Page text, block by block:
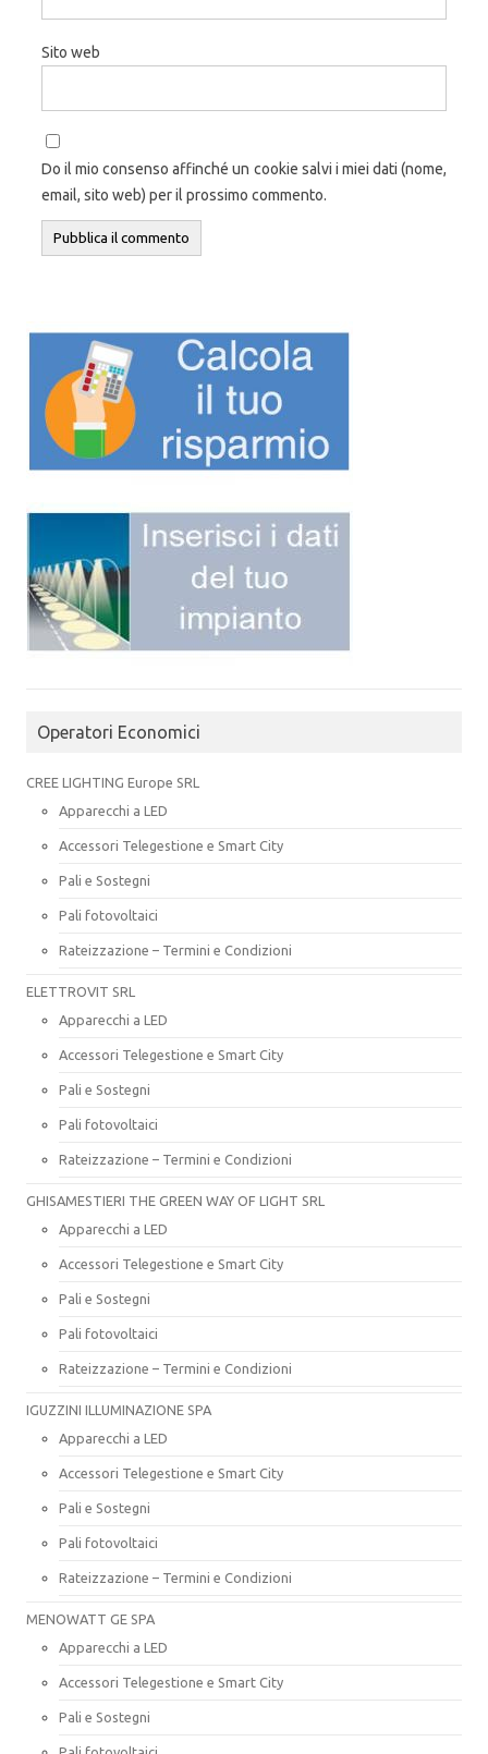
Sito web
Do il mio consenso affinché un cookie salvi i miei dati (nome,
email, sito web) per il prossimo commento.
Operatori Economici
CREE LIGHTING Europe SRL
Apparecchi a LED
Accessori Telegestione e Smart City
Pali e Sostegni
Pali fotovoltaici
Rateizzazione – Termini e Condizioni
ELETTROVIT SRL
Apparecchi a LED
Accessori Telegestione e Smart City
Pali e Sostegni
Pali fotovoltaici
Rateizzazione – Termini e Condizioni
GHISAMESTIERI THE GREEN WAY OF LIGHT SRL
Apparecchi a LED
Accessori Telegestione e Smart City
Pali e Sostegni
Pali fotovoltaici
Rateizzazione – Termini e Condizioni
IGUZZINI ILLUMINAZIONE SPA
Apparecchi a LED
Accessori Telegestione e Smart City
Pali e Sostegni
Pali fotovoltaici
Rateizzazione – Termini e Condizioni
MENOWATT GE SPA
Apparecchi a LED
Accessori Telegestione e Smart City
Pali e Sostegni